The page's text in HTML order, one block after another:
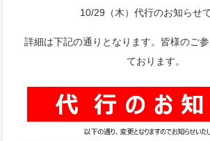
10/29（木）代行のお知らせで
詳細は下記の通りとなります。皆様のご
ております。